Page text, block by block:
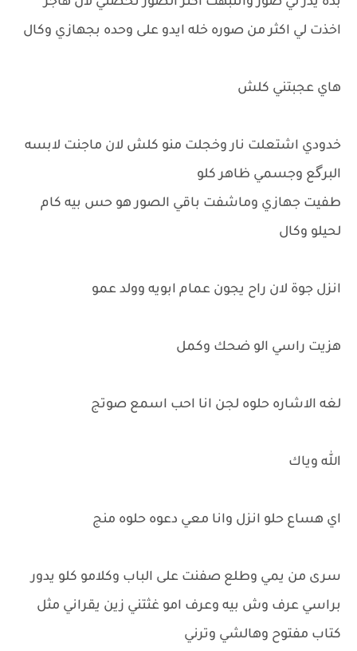
اخذت لي اكثر من صوره خله ايدو على وحده بجهازي وكال
هاي عجبتني كلش
خدودي اشتعلت نار وخجلت منو كلش لان ماجنت لابسه
البرگع وجسمي ظاهر كلو
طفيت جهازي وماشفت باقي الصور هو حس بيه كام
لحيلو وكال
انزل جوة لان راح يجون عمام ابويه وولد عمو
هزيت راسي الو ضحك وكمل
لغه الاشاره حلوه لجن انا احب اسمع صوتج
الله وياك
اي هساع حلو انزل وانا معي دعوه حلوه منج
سرى من يمي وطلع صفنت على الباب وكلامو كلو يدور
براسي عرف وش بيه وعرف امو غثتني زين يقراني مثل
كتاب مفتوح وهالشي وترني